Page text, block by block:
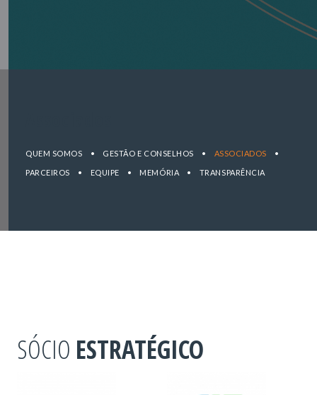
QUEM SOMOS • GESTÃO E CONSELHOS • ASSOCIADOS •
PARCEIROS • EQUIPE • MEMÓRIA • TRANSPARÊNCIA
SÓCIO ESTRATÉGICO